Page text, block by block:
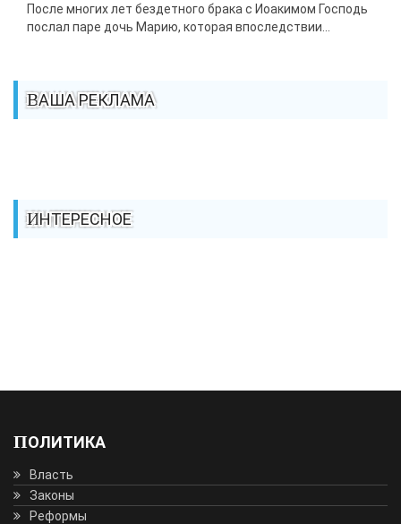
После многих лет бездетного брака с Иоакимом Господь
послал паре дочь Марию, которая впоследствии...
ВАША РЕКЛАМА
ИНТЕРЕСНОЕ
ПОЛИТИКА
Власть
Законы
Реформы